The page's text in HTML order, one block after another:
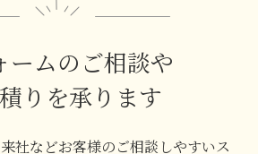
ームのご相談や
りを承ります
社などお客様のご相談しやすいス